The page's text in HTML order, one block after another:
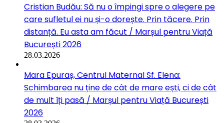
Cristian Budău: Să nu o împingi spre o alegere pe
care sufletul ei nu și-o dorește. Prin tăcere. Prin
distanță. Eu asta am făcut / Marșul pentru Viață
București 2026
28.03.2026
Mara Epuraș, Centrul Maternal Sf. Elena:
Schimbarea nu ține de cât de mare ești, ci de cât
de mult îți pasă / Marșul pentru Viață București
2026